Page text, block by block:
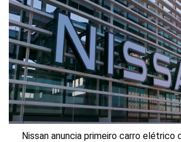
Nissan anuncia primeiro carro elétrico